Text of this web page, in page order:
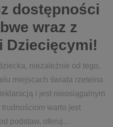
dostępności
wraz z
Dziecięcymi!
niezależnie od tego,
miejscach świata rzetelna
i jest nieosiągalnym
warto jest
podstaw, oferuj...